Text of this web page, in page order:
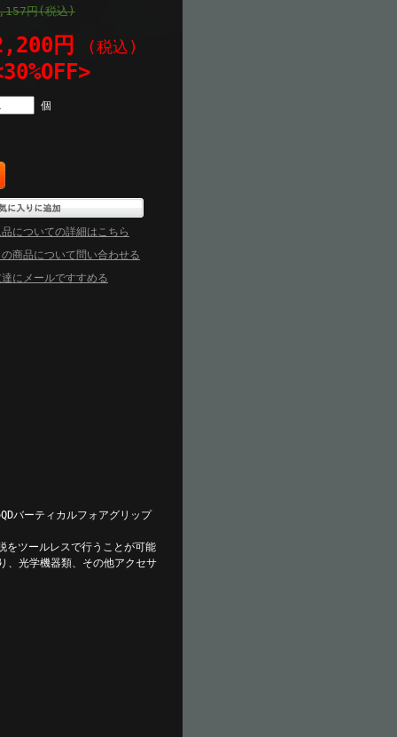
円(税込)
円 (税込)
個
についての詳細はこちら
の商品について問い合わせる
にメールですすめる
バーティカルフォアグリップ
ツールレスで行うことが可能
、光学機器類、その他アクセサ